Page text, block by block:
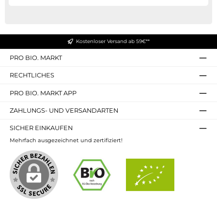
Kostenloser Versand ab 59€**
PRO BIO. MARKT
RECHTLICHES
PRO BIO. MARKT APP
ZAHLUNGS- UND VERSANDARTEN
SICHER EINKAUFEN
Mehrfach ausgezeichnet und zertifiziert!